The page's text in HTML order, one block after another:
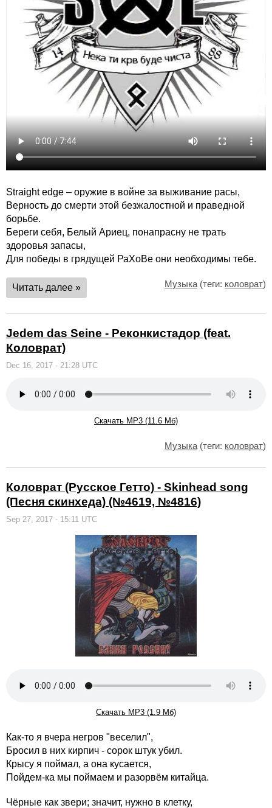
Straight edge – оружие в войне за выживание расы,
Верность до смерти этой безжалостной и праведной
борьбе.
Береги себя, Белый Ариец, понапрасну не трать
здоровья запасы,
Для победы в грядущей РаХоВе они необходимы тебе.
Читать далее » Музыка(теги: коловрат)
Jedem das Seine - Реконкистадор (feat.
Коловрат)
Dec 16, 2017 - 21:28 UTC
Скачать MP3 (11.6 Мб)
Музыка (теги: коловрат)
Коловрат (Русское Гетто) - Skinhead song
(Песня скинхеда) (№4619, №4816)
Sep 27, 2017 - 15:11 UTC
Скачать MP3 (1.9 Мб)
Как-то я вчера негров "веселил",
Бросил в них кирпич - сорок штук убил.
Крысу я поймал, а она кусается,
Пойдем-ка мы поймаем и разорвём китайца.
Чёрные как звери; значит, нужно в клетку,